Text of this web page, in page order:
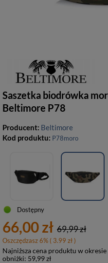
Saszetka biodrówka
Beltimore P78
Producent: Beltimore
Kod produktu: P78moro
Dostępny
66,00 zł 69,99 zł
Oszczędzasz6% ( 3.99 zł )
Najniższa cena produktu w
obniżki: 59,99 zł